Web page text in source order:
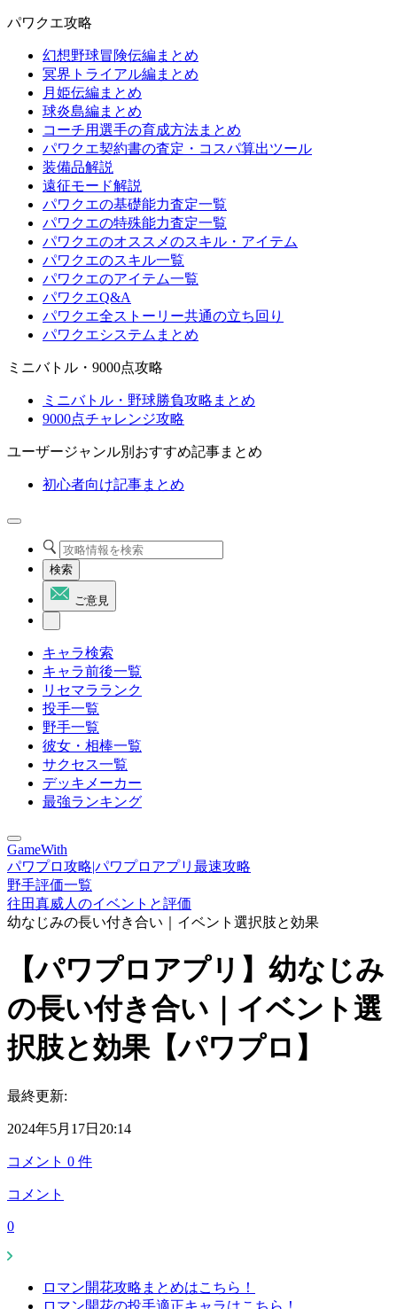
パワクエ攻略
幻想野球冒険伝編まとめ
冥界トライアル編まとめ
月姫伝編まとめ
球炎島編まとめ
コーチ用選手の育成方法まとめ
パワクエ契約書の査定・コスパ算出ツール
装備品解説
遠征モード解説
パワクエの基礎能力査定一覧
パワクエの特殊能力査定一覧
パワクエのオススメのスキル・アイテム
パワクエのスキル一覧
パワクエのアイテム一覧
パワクエQ&A
パワクエ全ストーリー共通の立ち回り
パワクエシステムまとめ
ミニバトル・9000点攻略
ミニバトル・野球勝負攻略まとめ
9000点チャレンジ攻略
ユーザージャンル別おすすめ記事まとめ
初心者向け記事まとめ
検索
ご意見
キャラ検索
キャラ前後一覧
リセマラランク
投手一覧
野手一覧
彼女・相棒一覧
サクセス一覧
デッキメーカー
最強ランキング
GameWith
パワプロ攻略|パワプロアプリ最速攻略
野手評価一覧
往田真威人のイベントと評価
幼なじみの長い付き合い｜イベント選択肢と効果
【パワプロアプリ】幼なじみ
の長い付き合い｜イベント選
択肢と効果【パワプロ】
最終更新:
2024年5月17日20:14
コメント 0 件
コメント
0
ロマン開花攻略まとめはこちら！
ロマン開花の投手適正キャラはこちら！